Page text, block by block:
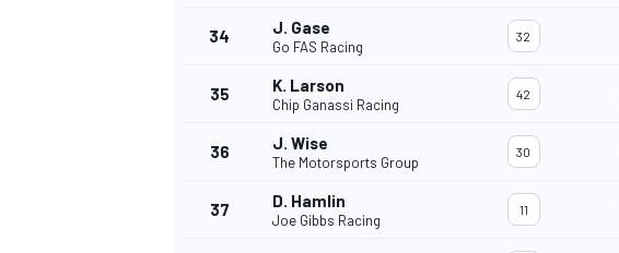
34 J. Gase
Go FAS Racing
32
35 K. Larson
Chip Ganassi Racing
42
36 J. Wise
The Motorsports Group
30
37 D. Hamlin
Joe Gibbs Racing
11